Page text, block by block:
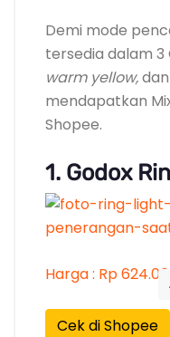
Demi mode
tersedia dalam 3
warm yellow,dan
mendapatkan
Shopee.
1. Godox
Harga : Rp
Cek di Shopee